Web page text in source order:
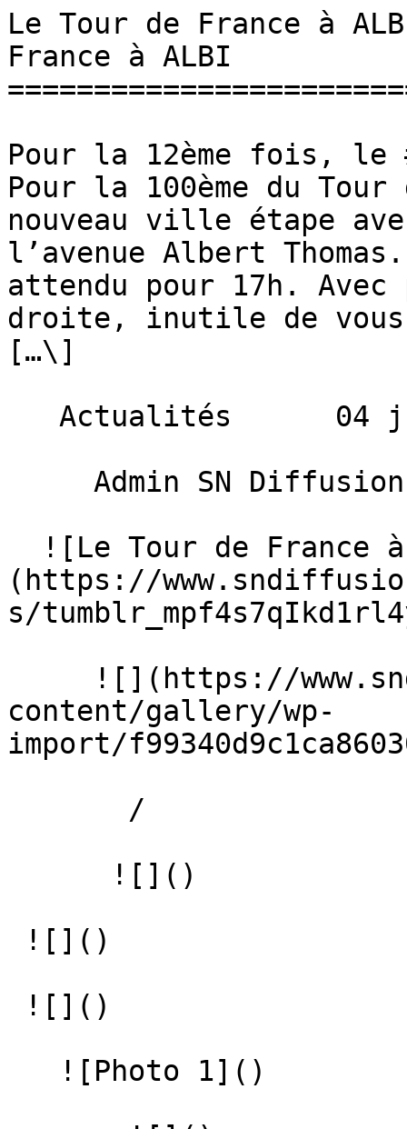
Le Tour de France à
France à ALBI
Pour la 12ème fois,
Pour la 100ème du
nouveau ville étape
l’avenue Albert
attendu pour 17h.
droite, inutile de
[…\]
(https://
s/
content/gallery/wp-
import/